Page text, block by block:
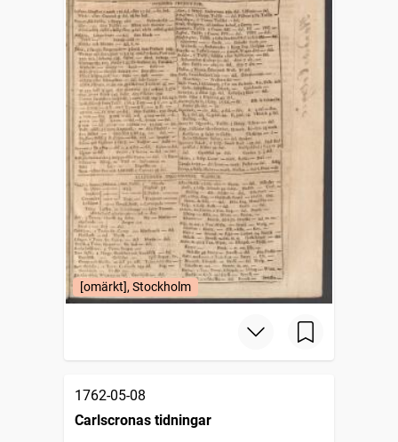
[omärkt], Stockholm
1762-05-08
Carlscronas tidningar